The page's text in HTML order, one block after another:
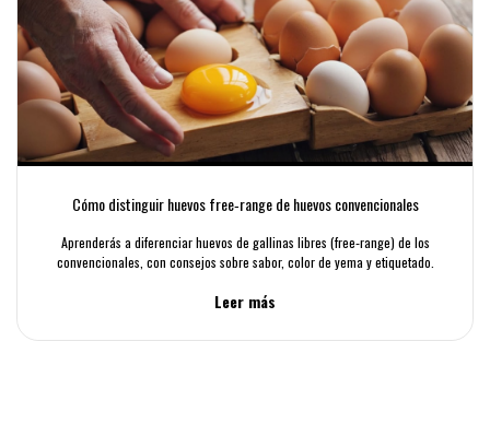
Cómo distinguir huevos free‑range de huevos convencionales
Aprenderás a diferenciar huevos de gallinas libres (free‑range) de los
convencionales, con consejos sobre sabor, color de yema y etiquetado.
Leer más